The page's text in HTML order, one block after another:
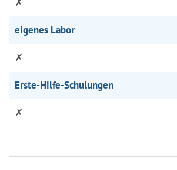
eigenes Labor
✗
Erste-Hilfe-Schulungen
✗